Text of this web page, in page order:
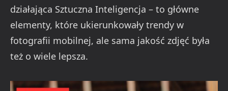
działająca Sztuczna Inteligencja – to główne
elementy, które ukierunkowały trendy w
fotografii mobilnej, ale sama jakość zdjęć była
też o wiele lepsza.